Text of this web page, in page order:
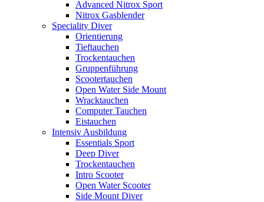
Advanced Nitrox Sport
Nitrox Gasblender
Speciality Diver
Orientierung
Tieftauchen
Trockentauchen
Gruppenführung
Scootertauchen
Open Water Side Mount
Wracktauchen
Computer Tauchen
Eistauchen
Intensiv Ausbildung
Essentials Sport
Deep Diver
Trockentauchen
Intro Scooter
Open Water Scooter
Side Mount Diver